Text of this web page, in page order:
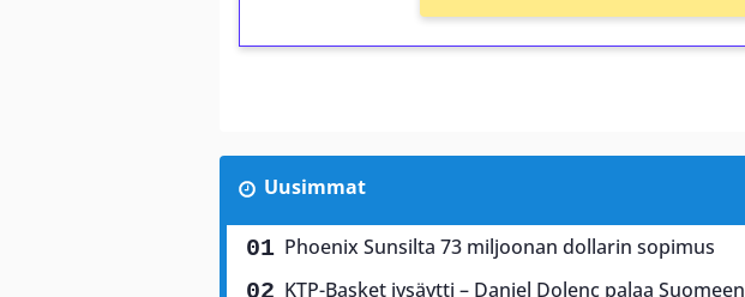
Uusimmat
Phoenix Sunsilta 73 miljoonan dollarin sopimus
KTP-Basket jysäytti – Daniel Dolenc palaa Suomeen